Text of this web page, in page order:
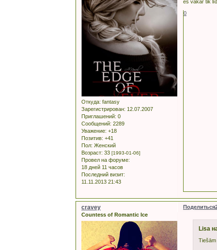
Откуда: fantasy
Зарегистрирован: 12.07.2007
Приглашений: 0
Сообщений: 2289
Уважение: +18
Позитив: +41
Пол: Женский
Возраст: 33 [1993-01-06]
Провел на форуме:
18 дней 11 часов
Последний визит:
11.11.2013 21:43
es vakar tik
0
Поделиться
cravey
Countess of Romantic Ice
Lisa